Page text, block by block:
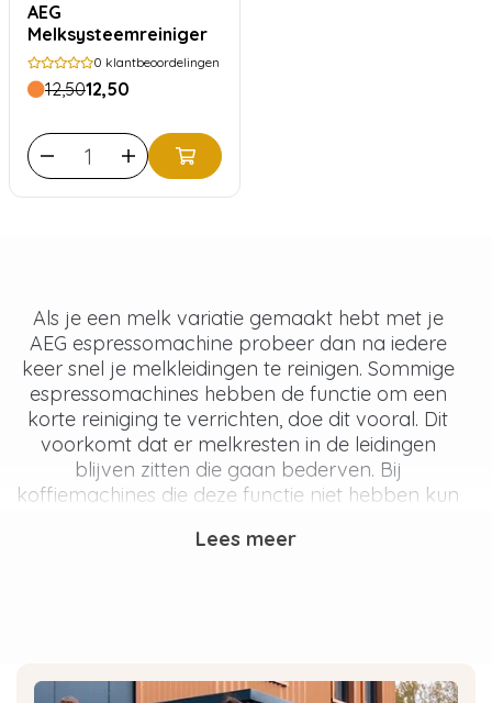
AEG
Melksysteemreiniger
0 klantbeoordelingen
12,5012,50
Als je een melk variatie gemaakt hebt met je
AEG espressomachine probeer dan na iedere
keer snel je melkleidingen te reinigen. Sommige
espressomachines hebben de functie om een
korte reiniging te verrichten, doe dit vooral. Dit
voorkomt dat er melkresten in de leidingen
blijven zitten die gaan bederven. Bij
koffiemachines die deze functie niet hebben kun
water.
Sommige espressomachines hebben een
Lees meer